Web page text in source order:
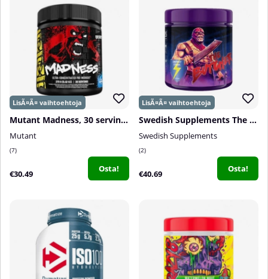
Mutant Madness, 30 servings
Mutant
7
€30.49 Osta!
Swedish Supplements The Butcher, 425 g
Swedish Supplements
2
€40.69 Osta!